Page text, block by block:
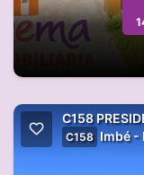
C158
C158 Imbé -